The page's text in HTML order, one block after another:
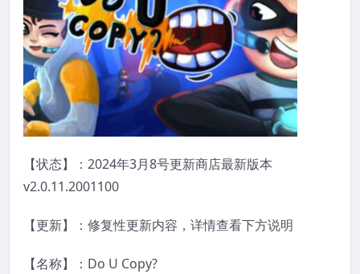
【状态】：2024年3月8号更新商店最新版本
v2.0.11.2001100
【更新】：修复性更新内容，详情查看下方说明
【名称】：Do U Copy?